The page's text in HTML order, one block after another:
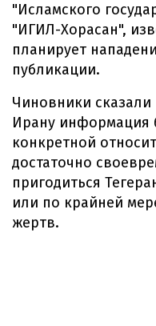
"Исламского
"ИГИЛ-Хорасан",
планирует
публикации.
Чиновники
Ирану информация
конкретной
достаточно
пригодиться
или по крайней
жертв.